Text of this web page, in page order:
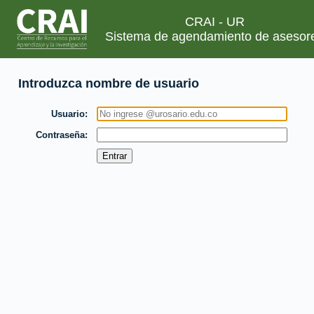
CRAI - UR
Sistema de agendamiento de
Introduzca nombre de usuario
Usuario
Contraseña